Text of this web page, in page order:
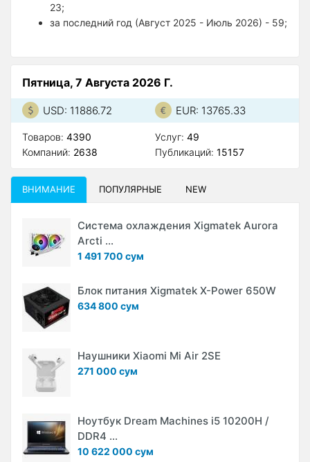
23;
за последний год (Август 2025 - Июль 2026) - 59;
Пятница, 7 Августа 2026 Г.
USD: 11886.72 EUR: 13765.33
Товаров: 4390
Компаний: 2638
Услуг: 49
Публикаций: 15157
ВНИМАНИЕ ПОПУЛЯРНЫЕ NEW
Система охлаждения Xigmatek Aurora
Arcti ...
1 491 700 сум
Блок питания Xigmatek X-Power 650W
634 800 сум
Наушники Xiaomi Mi Air 2SE
271 000 сум
Ноутбук Dream Machines i5 10200H /
DDR4 ...
10 622 000 сум